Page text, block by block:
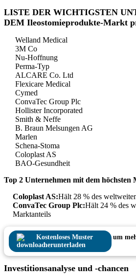
LISTE DER WICHTIGSTEN
DEM Ileostomieprodukte-Markt
Welland Medical
3M Co
Nu-Hoffnung
Perma-Typ
ALCARE Co. Ltd
Flexicare Medical
Cymed
ConvaTec Group Plc
Hollister Incorporated
Smith & Neffe
B. Braun Melsungen AG
Marlen
Schena-Stoma
Coloplast AS
BAO-Gesundheit
Top 2 Unternehmen mit dem höchsten
Coloplast AS:Hält 28 % des
ConvaTec Group Plc:Hält 24 % des
Marktanteils
Kostenloses Muster
herunterladen
um
Investitionsanalyse und -chancen